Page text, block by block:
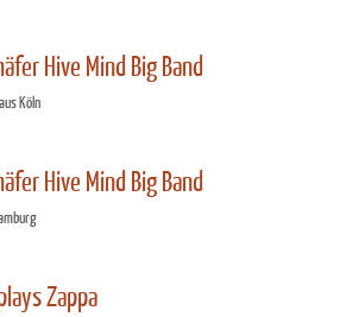
Hive Mind Big Band
Köln
Hive Mind Big Band
Zappa